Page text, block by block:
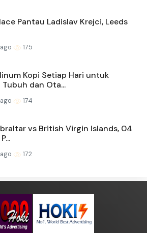
Pantau Ladislav Krejci, Leeds
175
Kopi Setiap Hari untuk
Tubuh dan Ota...
174
vs British Virgin Islands, 04
172